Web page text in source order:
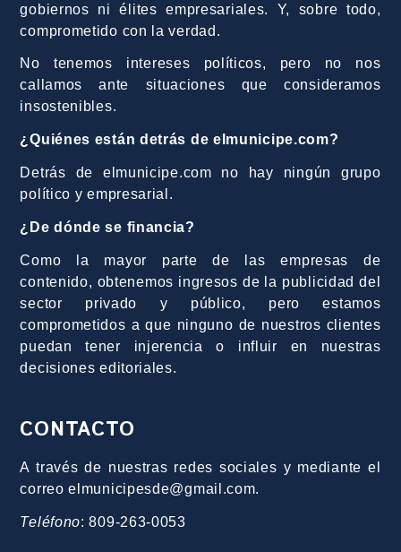
gobiernos ni élites empresariales. Y, sobre todo,
comprometido con la verdad.
No tenemos intereses políticos, pero no nos
callamos ante situaciones que consideramos
insostenibles.
¿Quiénes están detrás de elmunicipe.com?
Detrás de elmunicipe.com no hay ningún grupo
político y empresarial.
¿De dónde se financia?
Como la mayor parte de las empresas de
contenido, obtenemos ingresos de la publicidad del
sector privado y público, pero estamos
comprometidos a que ninguno de nuestros clientes
puedan tener injerencia o influir en nuestras
decisiones editoriales.
CONTACTO
A través de nuestras redes sociales y mediante el
correo elmunicipesde@gmail.com.
Teléfono: 809-263-0053